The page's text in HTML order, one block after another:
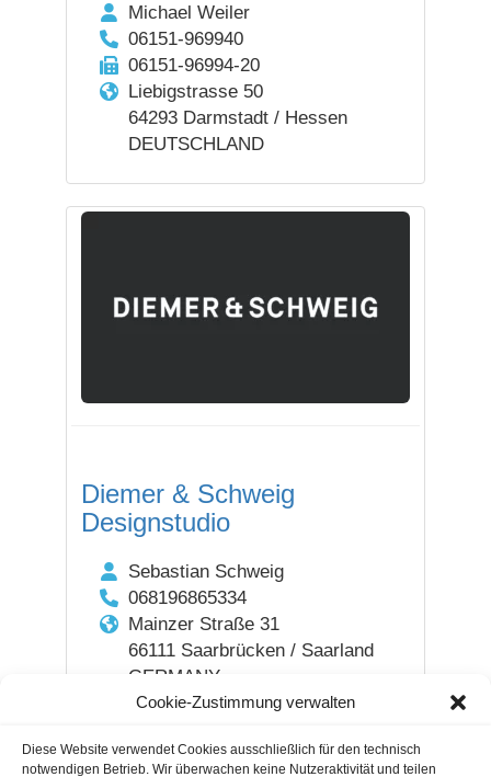
Cookie-Zustimmung verwalten
Diese Website verwendet Cookies ausschließlich für den technisch
notwendigen Betrieb. Wir überwachen keine Nutzeraktivität und teilen
Michael Weiler
06151-969940
06151-96994-20
Liebigstrasse 50
64293 Darmstadt / Hessen
DEUTSCHLAND
Diemer & Schweig
Designstudio
Sebastian Schweig
068196865334
Mainzer Straße 31
66111 Saarbrücken / Saarland
GERMANY
1 2 Next